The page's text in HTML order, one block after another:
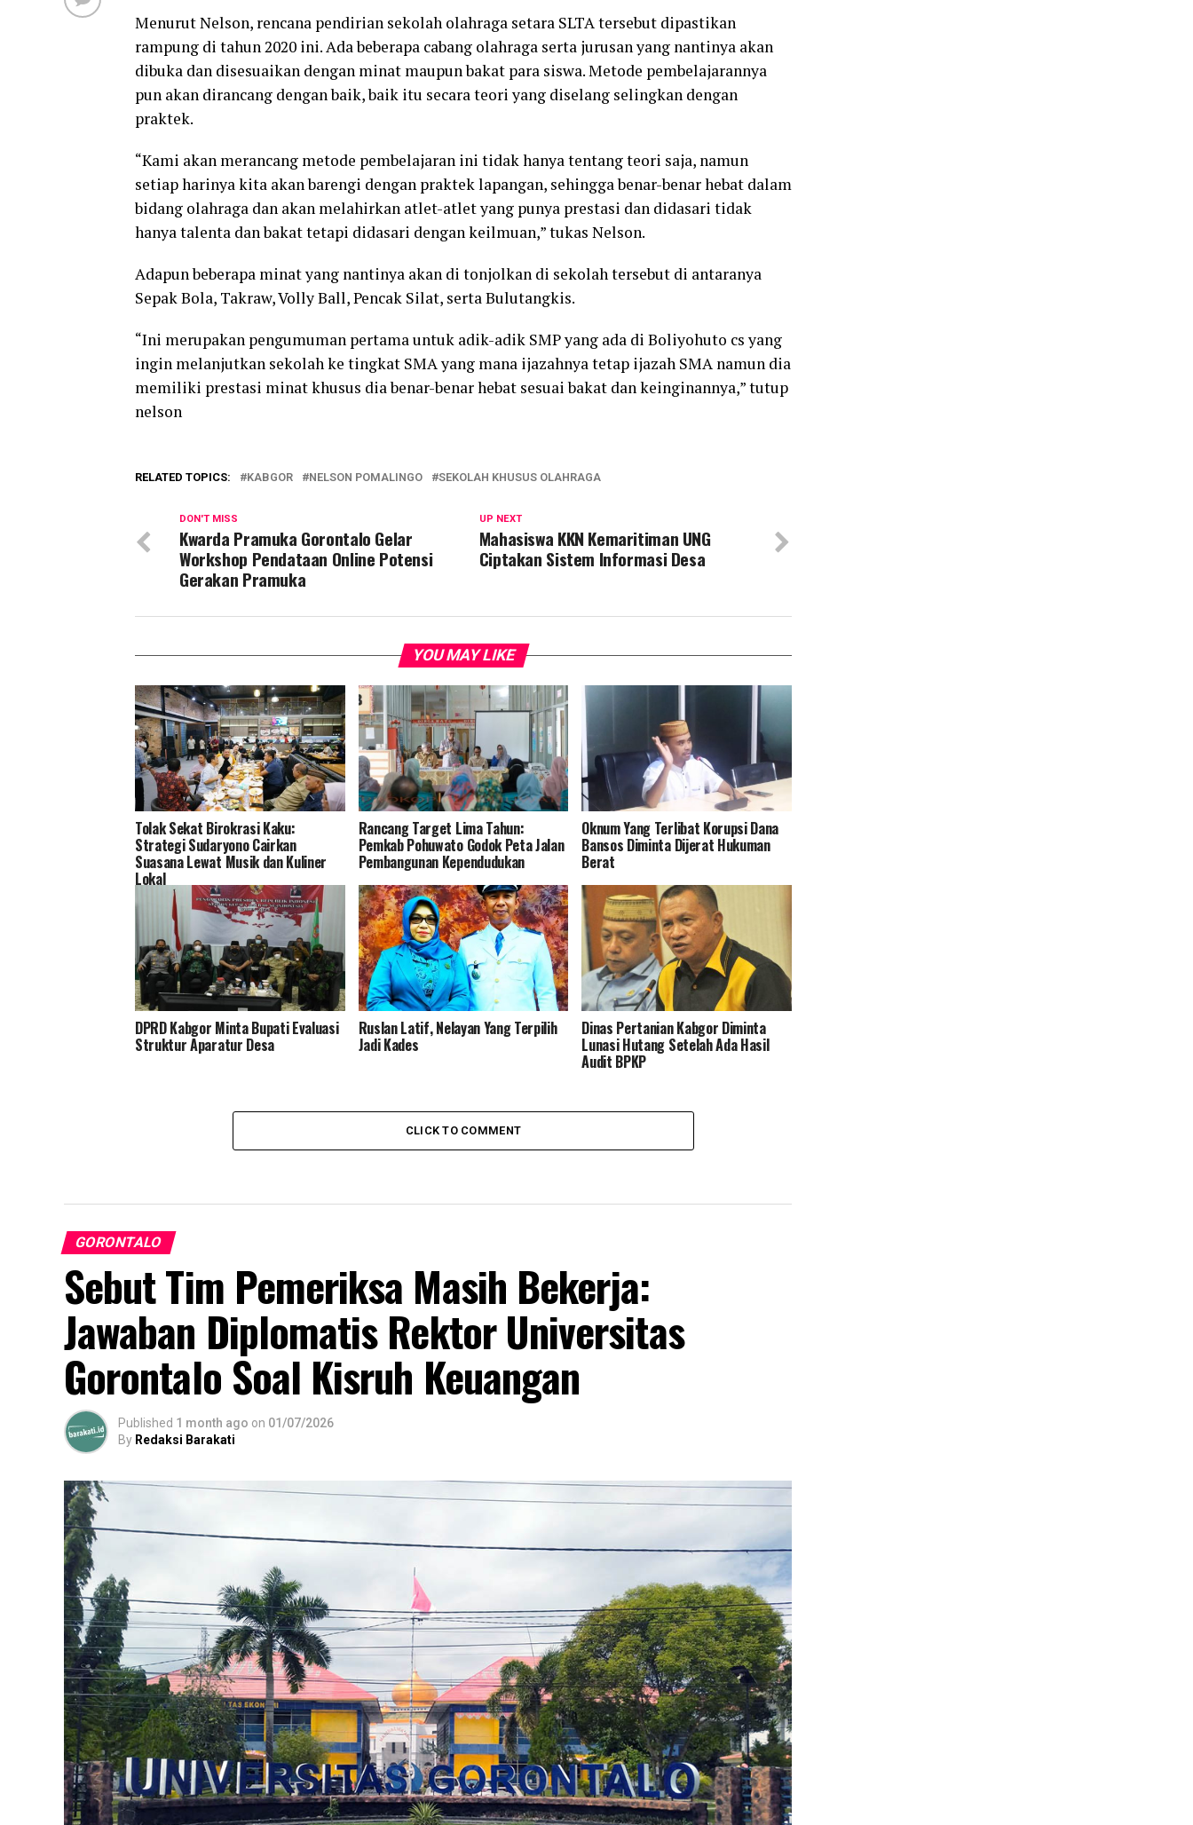
Menurut Nelson, rencana pendirian sekolah olahraga setara SLTA tersebut dipastikan
rampung di tahun 2020 ini. Ada beberapa cabang olahraga serta jurusan yang nantinya akan
dibuka dan disesuaikan dengan minat maupun bakat para siswa. Metode pembelajarannya
pun akan dirancang dengan baik, baik itu secara teori yang diselang selingkan dengan
praktek.
“Kami akan merancang metode pembelajaran ini tidak hanya tentang teori saja, namun
setiap harinya kita akan barengi dengan praktek lapangan, sehingga benar-benar hebat dalam
bidang olahraga dan akan melahirkan atlet-atlet yang punya prestasi dan didasari tidak
hanya talenta dan bakat tetapi didasari dengan keilmuan,” tukas Nelson.
Adapun beberapa minat yang nantinya akan di tonjolkan di sekolah tersebut di antaranya
Sepak Bola, Takraw, Volly Ball, Pencak Silat, serta Bulutangkis.
“Ini merupakan pengumuman pertama untuk adik-adik SMP yang ada di Boliyohuto cs yang
ingin melanjutkan sekolah ke tingkat SMA yang mana ijazahnya tetap ijazah SMA namun dia
memiliki prestasi minat khusus dia benar-benar hebat sesuai bakat dan keinginannya,” tutup
nelson
RELATED TOPICS: KABGOR NELSON POMALINGO SEKOLAH KHUSUS OLAHRAGA
UP NEXT
Mahasiswa KKN Kemaritiman UNG
Ciptakan Sistem Informasi Desa
DON'T MISS
Kwarda Pramuka Gorontalo Gelar
Workshop Pendataan Online Potensi
Gerakan Pramuka
YOU MAY LIKE
Tolak Sekat Birokrasi Kaku:
Strategi Sudaryono Cairkan
Suasana Lewat Musik dan Kuliner
Lokal
Rancang Target Lima Tahun:
Pemkab Pohuwato Godok Peta Jalan
Pembangunan Kependudukan
Oknum Yang Terlibat Korupsi Dana
Bansos Diminta Dijerat Hukuman
Berat
DPRD Kabgor Minta Bupati Evaluasi
Struktur Aparatur Desa
Ruslan Latif, Nelayan Yang Terpilih
Jadi Kades
Dinas Pertanian Kabgor Diminta
Lunasi Hutang Setelah Ada Hasil
Audit BPKP
CLICK TO COMMENT
GORONTALO
Sebut Tim Pemeriksa Masih Bekerja:
Jawaban Diplomatis Rektor Universitas
Gorontalo Soal Kisruh Keuangan
Published 1 month ago on 01/07/2026
By Redaksi Barakati